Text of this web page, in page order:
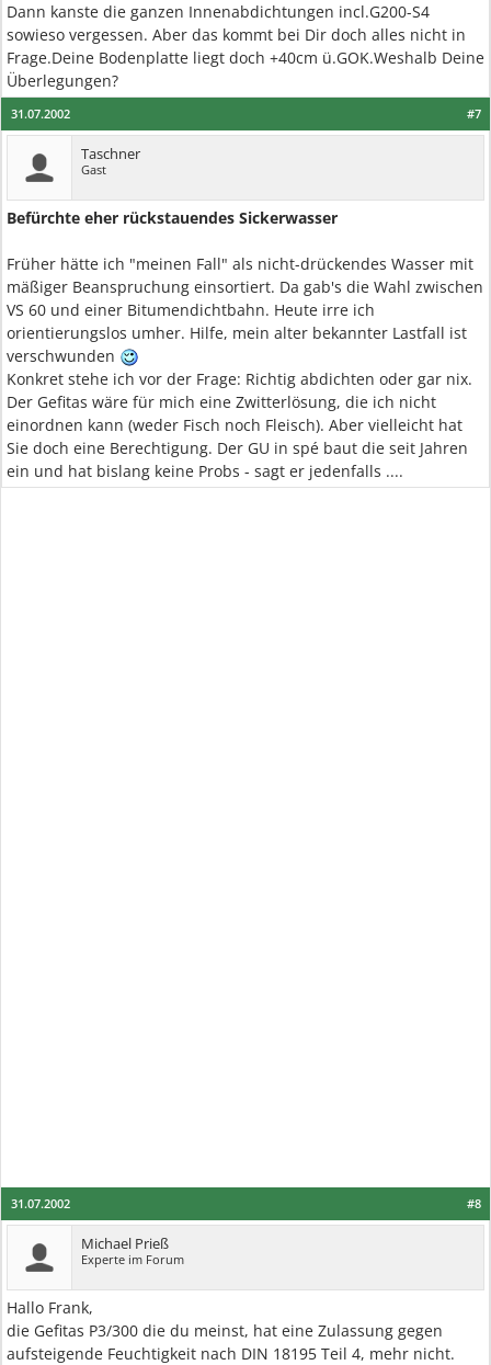
Dann kanste die ganzen Innenabdichtungen incl.G200-S4
sowieso vergessen. Aber das kommt bei Dir doch alles nicht in
Frage.Deine Bodenplatte liegt doch +40cm ü.GOK.Weshalb Deine
Überlegungen?
#7
31.07.2002
Taschner
Gast
Befürchte eher rückstauendes Sickerwasser
Früher hätte ich "meinen Fall" als nicht-drückendes Wasser mit
mäßiger Beanspruchung einsortiert. Da gab's die Wahl zwischen
VS 60 und einer Bitumendichtbahn. Heute irre ich
orientierungslos umher. Hilfe, mein alter bekannter Lastfall ist
verschwunden
Konkret stehe ich vor der Frage: Richtig abdichten oder gar nix.
Der Gefitas wäre für mich eine Zwitterlösung, die ich nicht
einordnen kann (weder Fisch noch Fleisch). Aber vielleicht hat
Sie doch eine Berechtigung. Der GU in spé baut die seit Jahren
ein und hat bislang keine Probs - sagt er jedenfalls ....
#8
31.07.2002
Michael Prieß
Experte im Forum
Hallo Frank,
die Gefitas P3/300 die du meinst, hat eine Zulassung gegen
aufsteigende Feuchtigkeit nach DIN 18195 Teil 4, mehr nicht.